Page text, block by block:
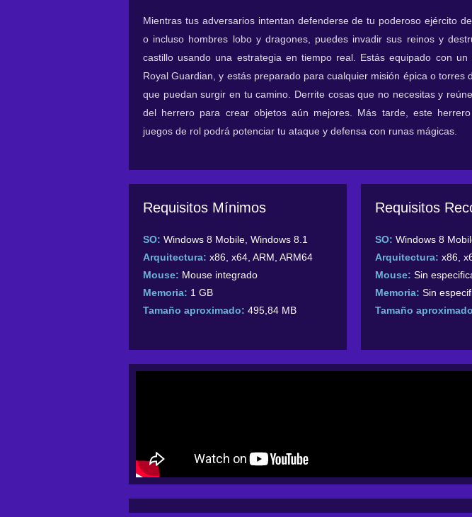
Mientras tus adversarios intentan defenderse de tu poderoso ejército
o incluso hombres lobo y dragones, puedes invadir sus reinos y
castillo usando una estrategia en tiempo real. Estás equipado con
Royal Guardian, y estás preparado para cualquier misión épica o torres
que puedan surgir en tu camino. Derrite cosas que no necesitas y
del herrero para crear objetos aún mejores. Más tarde, este
juegos de rol podrá potenciar tu ataque y defensa con runas mágicas.
Requisitos Mínimos
SO: Windows 8 Mobile, Windows 8.1
Arquitectura: x86, x64, ARM, ARM64
Mouse: Mouse integrado
Memoria: 1 GB
Tamaño aproximado: 495,84 MB
Requisitos
SO: Windows 8
Arquitectura: x86,
Mouse: Sin
Memoria: Sin
Tamaño